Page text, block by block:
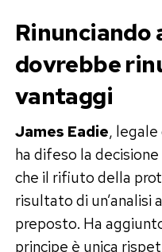
Rinunciando
dovrebbe
vantaggi
James Eadie,
ha difeso la
che il rifiuto della
risultato di un’analisi
preposto. Ha
principe è unica